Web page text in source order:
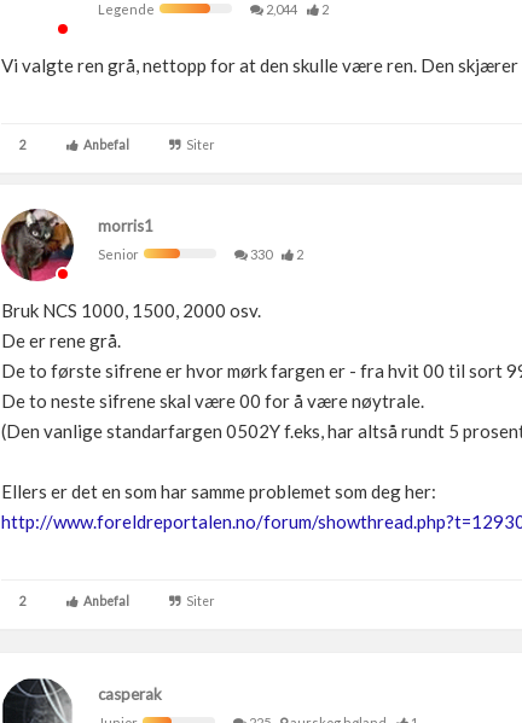
Legende
2,044 2
Vi valgte ren grå, nettopp for at den skulle være ren. Den skjærer
2 Anbefal Siter
morris1
Senior
330 2
Bruk NCS 1000, 1500, 2000 osv.
De er rene grå.
De to første sifrene er hvor mørk fargen er - fra hvit 00 til sort
De to neste sifrene skal være 00 for å være nøytrale.
(Den vanlige standarfargen 0502Y f.eks, har altså rundt 5
Ellers er det en som har samme problemet som deg her:
http://www.foreldreportalen.no/forum/
2 Anbefal Siter
casperak